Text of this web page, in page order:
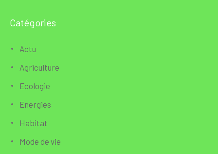
Catégories
Actu
Agriculture
Ecologie
Energies
Habitat
Mode de vie